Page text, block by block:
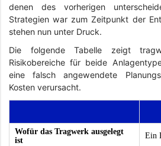
denen des vorherigen
Strategien war zum Zeitpunkt der
stehen nun unter Druck.
Die folgende Tabelle zeigt
Risikobereiche für beide
eine falsch angewendete
Kosten verursacht.
Wofür das Tragwerk ausgelegt
ist
Ein